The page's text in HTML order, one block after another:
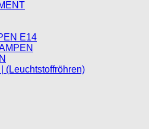
E14
(Leuchtstoffröhren)